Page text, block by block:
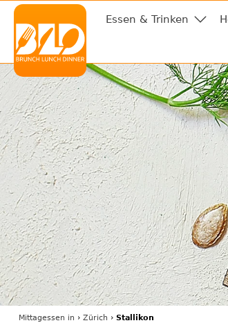
Essen & Trinken
Mittagessen in › Zürich › Stallikon